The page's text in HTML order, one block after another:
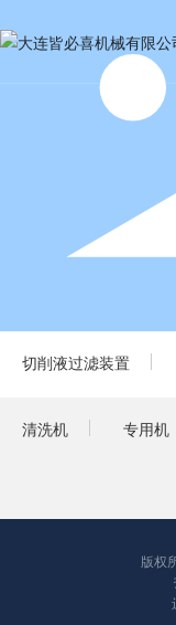
切削液过滤装置
清洗机 专用机
版权